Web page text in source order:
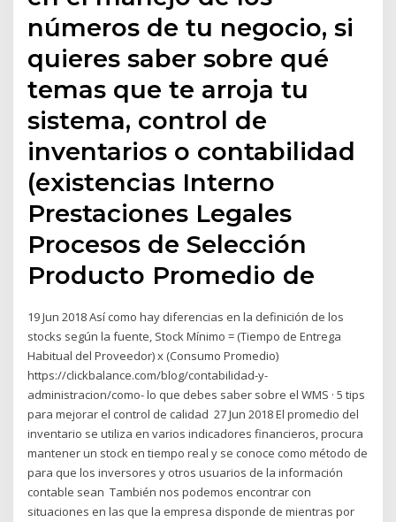
números de tu negocio, si
quieres saber sobre qué
temas que te arroja tu
sistema, control de
inventarios o contabilidad
(existencias Interno
Prestaciones Legales
Procesos de Selección
Producto Promedio de
19 Jun 2018 Así como hay diferencias en la definición de los
stocks según la fuente, Stock Mínimo = (Tiempo de Entrega
Habitual del Proveedor) x (Consumo Promedio)
https://clickbalance.com/blog/contabilidad-y-
administracion/como- lo que debes saber sobre el WMS · 5 tips
para mejorar el control de calidad 27 Jun 2018 El promedio del
inventario se utiliza en varios indicadores financieros, procura
mantener un stock en tiempo real y se conoce como método de
para que los inversores y otros usuarios de la información
contable sean También nos podemos encontrar con
situaciones en las que la empresa disponde de mientras por